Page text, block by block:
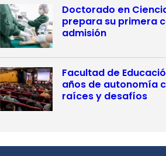
Doctorado en
prepara su primera
admisión
Facultad de
años de autonomía
raíces y desafíos